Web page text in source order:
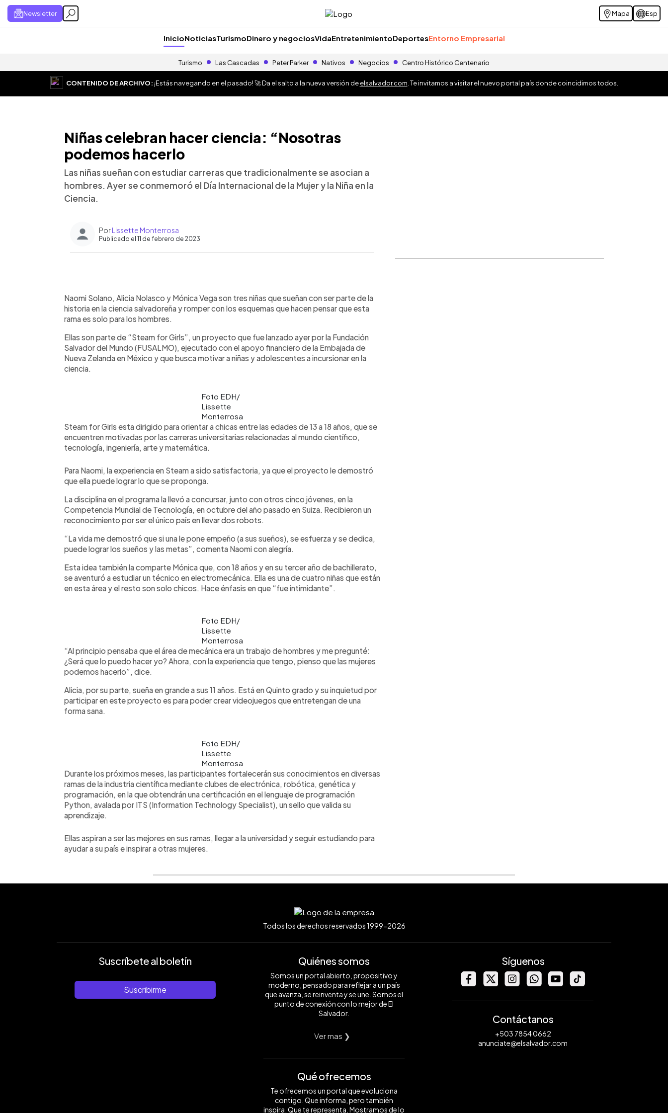
Newsletter Mapa Esp
InicioNoticiasTurismoDinero y negociosVidaEntretenimientoDeportesEntorno Empresarial
Turismo Las Cascadas Peter Parker Nativos Negocios Centro Histórico Centenario
CONTENIDO DE ARCHIVO:¡Estás navegando en el pasado! 🚀 Da el salto a la nueva versión deelsalvador.com . Te invitamos a visitar el nuevo portal país donde coincidimos todos.
Niñas celebran hacer ciencia: “Nosotras
podemos hacerlo
Las niñas sueñan con estudiar carreras que tradicionalmente se asocian a
hombres. Ayer se conmemoró el Día Internacional de la Mujer y la Niña en la
Ciencia.
PorLissette Monterrosa
Publicado el 11 de febrero de 2023
► Escuchar artículo
Naomi Solano, Alicia Nolasco y Mónica Vega son tres niñas que sueñan con ser parte de la
historia en la ciencia salvadoreña y romper con los esquemas que hacen pensar que esta
rama es solo para los hombres.
Ellas son parte de “Steam for Girls”, un proyecto que fue lanzado ayer por la Fundación
Salvador del Mundo (FUSALMO), ejecutado con el apoyo financiero de la Embajada de
Nueva Zelanda en México y que busca motivar a niñas y adolescentes a incursionar en la
ciencia.
Foto EDH/
Lissette
Monterrosa
Steam for Girls esta dirigido para orientar a chicas entre las edades de 13 a 18 años, que se
encuentren motivadas por las carreras universitarias relacionadas al mundo científico,
tecnología, ingeniería, arte y matemática.
Para Naomi, la experiencia en Steam a sido satisfactoria, ya que el proyecto le demostró
que ella puede lograr lo que se proponga.
La disciplina en el programa la llevó a concursar, junto con otros cinco jóvenes, en la
Competencia Mundial de Tecnología, en octubre del año pasado en Suiza. Recibieron un
reconocimiento por ser el único país en llevar dos robots.
“La vida me demostró que si una le pone empeño (a sus sueños), se esfuerza y se dedica,
puede lograr los sueños y las metas”, comenta Naomi con alegría.
Esta idea también la comparte Mónica que, con 18 años y en su tercer año de bachillerato,
se aventuró a estudiar un técnico en electromecánica. Ella es una de cuatro niñas que están
en esta área y el resto son solo chicos. Hace énfasis en que “fue intimidante”.
Foto EDH/
Lissette
Monterrosa
“Al principio pensaba que el área de mecánica era un trabajo de hombres y me pregunté:
¿Será que lo puedo hacer yo? Ahora, con la experiencia que tengo, pienso que las mujeres
podemos hacerlo”, dice.
Alicia, por su parte, sueña en grande a sus 11 años. Está en Quinto grado y su inquietud por
participar en este proyecto es para poder crear videojuegos que entretengan de una
forma sana.
Foto EDH/
Lissette
Monterrosa
Durante los próximos meses, las participantes fortalecerán sus conocimientos en diversas
ramas de la industria científica mediante clubes de electrónica, robótica, genética y
programación, en la que obtendrán una certificación en el lenguaje de programación
Python, avalada por ITS (Information Technology Specialist), un sello que valida su
aprendizaje.
Ellas aspiran a ser las mejores en sus ramas, llegar a la universidad y seguir estudiando para
ayudar a su país e inspirar a otras mujeres.
Todos los derechos reservados 1999-2026
Suscríbete al boletín
Suscribirme
Quiénes somos
Somos un portal abierto, propositivo y
moderno, pensado para reflejar a un país
que avanza, se reinventa y se une. Somos el
punto de conexión con lo mejor de El
Salvador.
Ver mas ❯
Qué ofrecemos
Te ofrecemos un portal que evoluciona
contigo. Que informa, pero también
inspira. Que te representa. Mostramos de lo
Síguenos
Contáctanos
+503 7854 0662
anunciate@elsalvador.com